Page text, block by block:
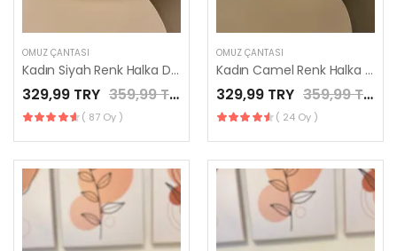
OMUZ ÇANTASI
Kadın Siyah Renk Halka Detaylı Kutu Model El Çantası / LES MINORIA
329,99 TRY 359,99 TRY
( 87 Oy )
OMUZ ÇANTASI
Kadın Camel Renk Halka Detaylı Kutu Model El Çantası / LES MINORIA
329,99 TRY 359,99 TRY
( 24 Oy )